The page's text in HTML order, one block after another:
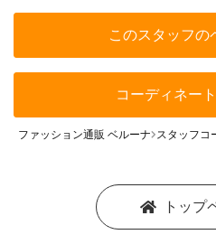
このスタッフの
コーディネー
ファッション通販 ベルーナ スタッフコ
トップ